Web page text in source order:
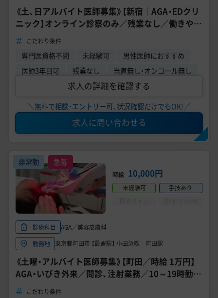
美容医療の転職お役立ち記事
美容医療辞典
よくあるご質問
医師採用ご担当者様・その他問い合わせ
《土、日アルバイト医師募集》【新宿｜AGA・EDクリ
ニック】オンライン診察のみ／残業なし／働きやす
い／男性医師が多数活躍中
こだわり条件
専門医資格不問 未経験可
男性医師におすすめ
医師3年目可
残業なし 当直無し・オンコール無し
求人の詳細を確認する
＼無料で相談・エントリー可、状況確認だけでもOK!／
求人に問い合わせる
非常勤 急募
時給 10,000円
未経験可
手技あり
診療科目
AGA／美容皮膚科
勤務地
東京都町田市 【最寄駅】 小田急線 町田駅
《土曜・アルバイト医師募集》【町田／時給 1万円】
AGA・いびき外来／問診、注射業務／10～19時勤務
／未経験OK！
こだわり条件